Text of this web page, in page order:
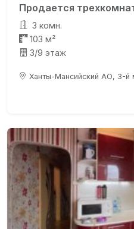
Продается
3 комн.
103 м²
3/9 этаж
Ханты-Мансийский АО, 3-й